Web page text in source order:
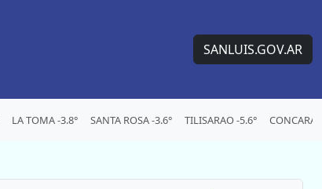
SANLUIS.GOV.AR
LA TOMA -3.8° SANTA ROSA -3.6° TILISARAO -5.6°